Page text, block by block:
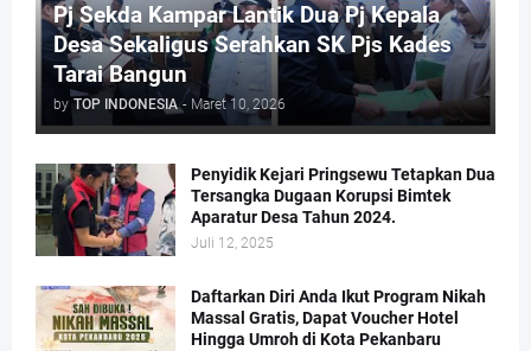
Pj Sekda Kampar Lantik Dua Pj Kepala
Desa Sekaligus Serahkan SK Pjs Kades
Tarai Bangun
by TOP INDONESIA - Maret 10, 2026
Penyidik Kejari Pringsewu Tetapkan Dua
Tersangka Dugaan Korupsi Bimtek
Aparatur Desa Tahun 2024.
Juli 12, 2025
Daftarkan Diri Anda Ikut Program Nikah
Massal Gratis, Dapat Voucher Hotel
Hingga Umroh di Kota Pekanbaru